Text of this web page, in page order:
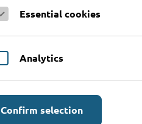
Essential cookies
Analytics
Confirm selection